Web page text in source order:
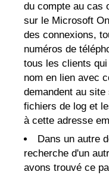
du compte au cas
sur le Microsoft
des connexions,
numéros de
tous les clients
nom en lien avec
demandent au site
fichiers de log et
à cette adresse
Dans un autre
recherche d'un
avons trouvé ce